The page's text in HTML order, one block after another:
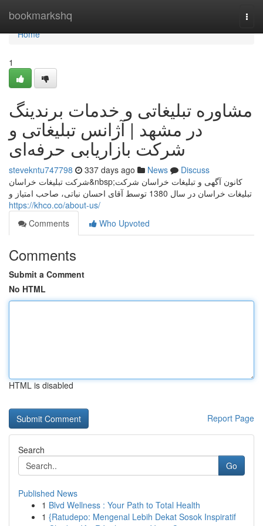
bookmarkshq
Home
Home
1
مشاوره تبلیغاتی و خدمات برندینگ
در مشهد | آژانس تبلیغاتی و
شرکت بازاریابی حرفه‌ای
stevekntu747798 337 days ago News
Discuss
شرکت تبلیغات خراسان&nbsp;کانون آگهی و تبلیغات خراسان شرکت
تبلیغات خراسان در سال 1380 توسط آقای احسان نباتی، صاحب امتیاز و
https://khco.co/about-us/
Comments
Who Upvoted
Comments
Submit a Comment
No HTML
HTML is disabled
Report Page
Search
Go
Published News
1 Blvd Wellness : Your Path to Total Health
1 {Ratudepo: Mengenal Lebih Dekat Sosok Inspiratif